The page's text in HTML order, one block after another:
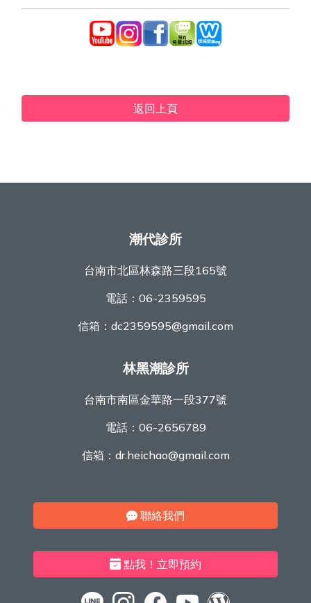
返回上頁
潮代診所
台南市北區林森路三段165號
電話： 06-2359595
信箱： dc2359595@gmail.com
林黑潮診所
台南市南區金華路一段377號
電話： 06-2656789
信箱： dr.heichao@gmail.com
聯絡我們
點我！立即預約